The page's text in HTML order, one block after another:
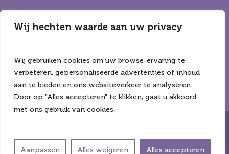
Wij hechten waarde aan uw privacy
Wij gebruiken cookies om uw browse-ervaring te
verbeteren, gepersonaliseerde advertenties of inhoud
aan te bieden en ons websiteverkeer te analyseren.
Door op "Alles accepteren" te klikken, gaat u akkoord
met ons gebruik van cookies.
Aanpassen Alles weigeren Alles accepteren
Partners
CNV